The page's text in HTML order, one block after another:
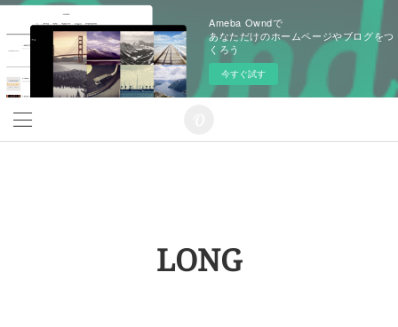
Ameba Owndで
あなただけのホームページやブログをつ
くろう
今すぐ試す
LONG